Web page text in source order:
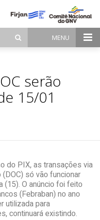
MENU
serão
15/01
do PIX, as transações via
só vão funcionar
(15). O anúncio foi feito
(Febraban) no ano
utilizada para
continuará existindo.